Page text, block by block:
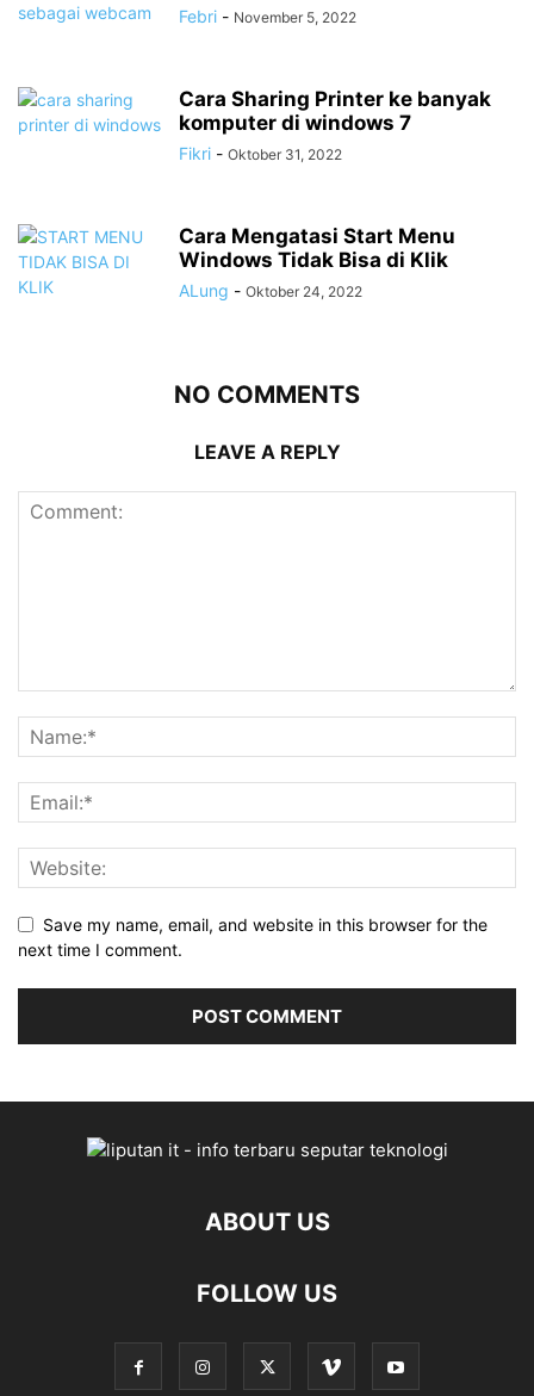
Febri - November 5, 2022
Cara Sharing Printer ke banyak
komputer di windows 7
Fikri - Oktober 31, 2022
Cara Mengatasi Start Menu
Windows Tidak Bisa di Klik
ALung - Oktober 24, 2022
NO COMMENTS
LEAVE A REPLY
Save my name, email, and website in this browser for the
next time I comment.
ABOUT US
FOLLOW US